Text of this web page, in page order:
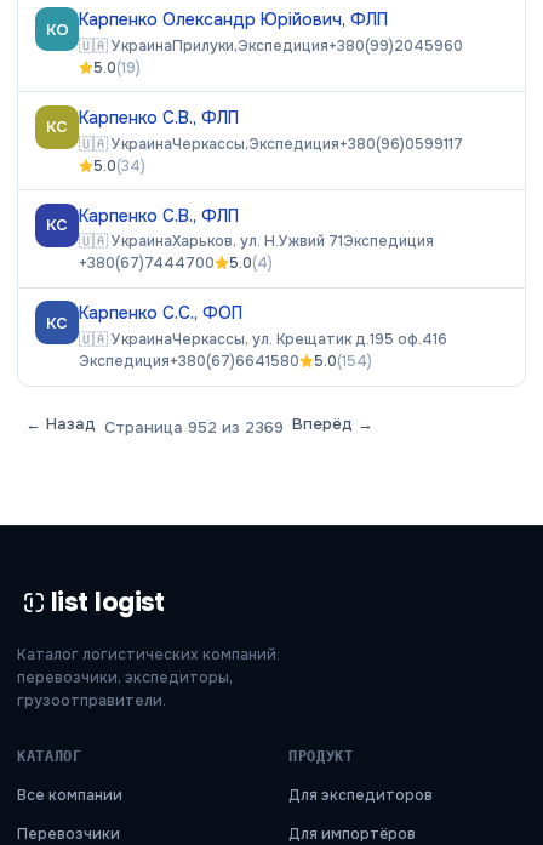
КО Карпенко Олександр Юрійович, ФЛП
🇺🇦УкраинаПрилуки,Экспедиция+380(99)2045960
5.0(19)
КС Карпенко С.В., ФЛП
🇺🇦УкраинаЧеркассы,Экспедиция+380(96)0599117
5.0(34)
КС Карпенко С.В., ФЛП
🇺🇦УкраинаХарьков, ул. Н.Ужвий 71Экспедиция
+380(67)7444700
5.0(4)
КС Карпенко С.С., ФОП
🇺🇦УкраинаЧеркассы, ул. Крещатик д.195 оф.416
Экспедиция+380(67)6641580 5.0(154)
← Назад Страница 952 из 2369 Вперёд →
list logist
Каталог логистических компаний:
перевозчики, экспедиторы,
грузоотправители.
КАТАЛОГ
Все компании
Перевозчики
ПРОДУКТ
Для экспедиторов
Для импортёров